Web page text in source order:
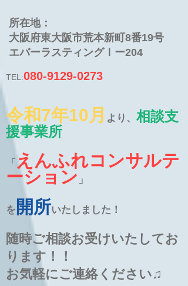
​所在地：
大阪府東大阪市荒本新町8番19号
​エバーラスティングⅠー204
TEL:080-9129-0273
令和7年10月 より、 相談支
援事業所
「 えんふれコンサルテ
ーション 」
を 開所いたしました！
随時ご相談お受けいたしてお
ります！！
お気軽にご連絡ください♫